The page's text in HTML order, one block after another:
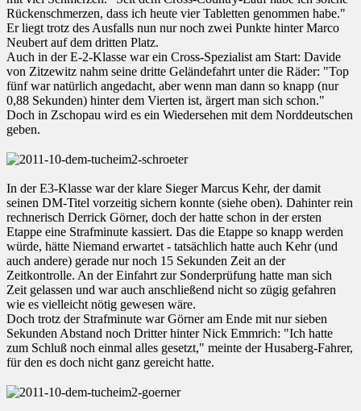
Rückenschmerzen, dass ich heute vier Tabletten genommen habe."
Er liegt trotz des Ausfalls nun nur noch zwei Punkte hinter Marco
Neubert auf dem dritten Platz.
Auch in der E-2-Klasse war ein Cross-Spezialist am Start: Davide
von Zitzewitz nahm seine dritte Geländefahrt unter die Räder: "Top
fünf war natürlich angedacht, aber wenn man dann so knapp (nur
0,88 Sekunden) hinter dem Vierten ist, ärgert man sich schon."
Doch in Zschopau wird es ein Wiedersehen mit dem Norddeutschen
geben.
In der E3-Klasse war der klare Sieger Marcus Kehr, der damit
seinen DM-Titel vorzeitig sichern konnte (siehe oben). Dahinter rein
rechnerisch Derrick Görner, doch der hatte schon in der ersten
Etappe eine Strafminute kassiert. Das die Etappe so knapp werden
würde, hätte Niemand erwartet - tatsächlich hatte auch Kehr (und
auch andere) gerade nur noch 15 Sekunden Zeit an der
Zeitkontrolle. An der Einfahrt zur Sonderprüfung hatte man sich
Zeit gelassen und war auch anschließend nicht so zügig gefahren
wie es vielleicht nötig gewesen wäre.
Doch trotz der Strafminute war Görner am Ende mit nur sieben
Sekunden Abstand noch Dritter hinter Nick Emmrich: "Ich hatte
zum Schluß noch einmal alles gesetzt," meinte der Husaberg-Fahrer,
für den es doch nicht ganz gereicht hatte.